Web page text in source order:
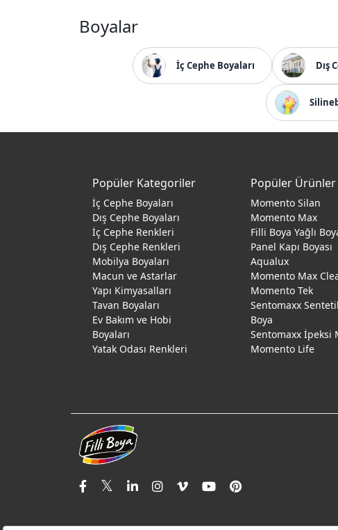
Boyalar
İç Cephe Boyaları Dış
Popüler Kategoriler
İç Cephe Boyaları
Dış Cephe Boyaları
İç Cephe Renkleri
Dış Cephe Renkleri
Mobilya Boyaları
Macun ve Astarlar
Yapı Kimyasalları
Tavan Boyaları
Ev Bakım ve Hobi
Boyaları
Yatak Odası Renkleri
Popüler Ürünler
Momento Silan
Momento Max
Filli Boya Yağlı
Panel Kapı Boyası
Aqualux
Momento Max
Momento Tek
Sentomaxx
Boya
Sentomaxx İpeksi
Momento Life